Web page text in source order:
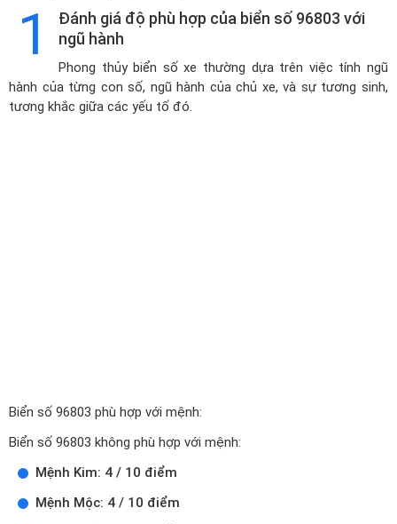
1
Đánh giá độ phù hợp của biển số 96803 với
ngũ hành
Phong thủy biển số xe thường dựa trên việc tính ngũ
hành của từng con số, ngũ hành của chủ xe, và sự tương sinh,
tương khắc giữa các yếu tố đó.
Biển số 96803 phù hợp với mệnh:
Biển số 96803 không phù hợp với mệnh:
Mệnh Kim: 4 / 10 điểm
Mệnh Mộc: 4 / 10 điểm